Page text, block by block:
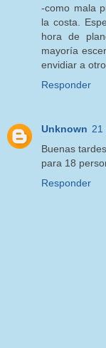
-como mala
la costa.
hora de
mayoría
envidiar a
Responder
Unknown 21
Buenas
para 18
Responder